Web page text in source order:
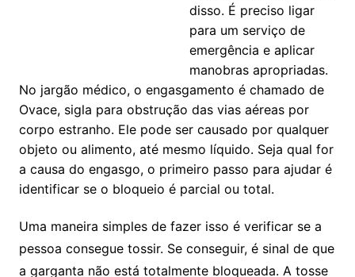
disso. É preciso ligar
para um serviço de
emergência e aplicar
manobras apropriadas.
No jargão médico, o engasgamento é chamado de
Ovace, sigla para obstrução das vias aéreas por
corpo estranho. Ele pode ser causado por qualquer
objeto ou alimento, até mesmo líquido. Seja qual for
a causa do engasgo, o primeiro passo para ajudar é
identificar se o bloqueio é parcial ou total.
Uma maneira simples de fazer isso é verificar se a
pessoa consegue tossir. Se conseguir, é sinal de que
a garganta não está totalmente bloqueada. A tosse